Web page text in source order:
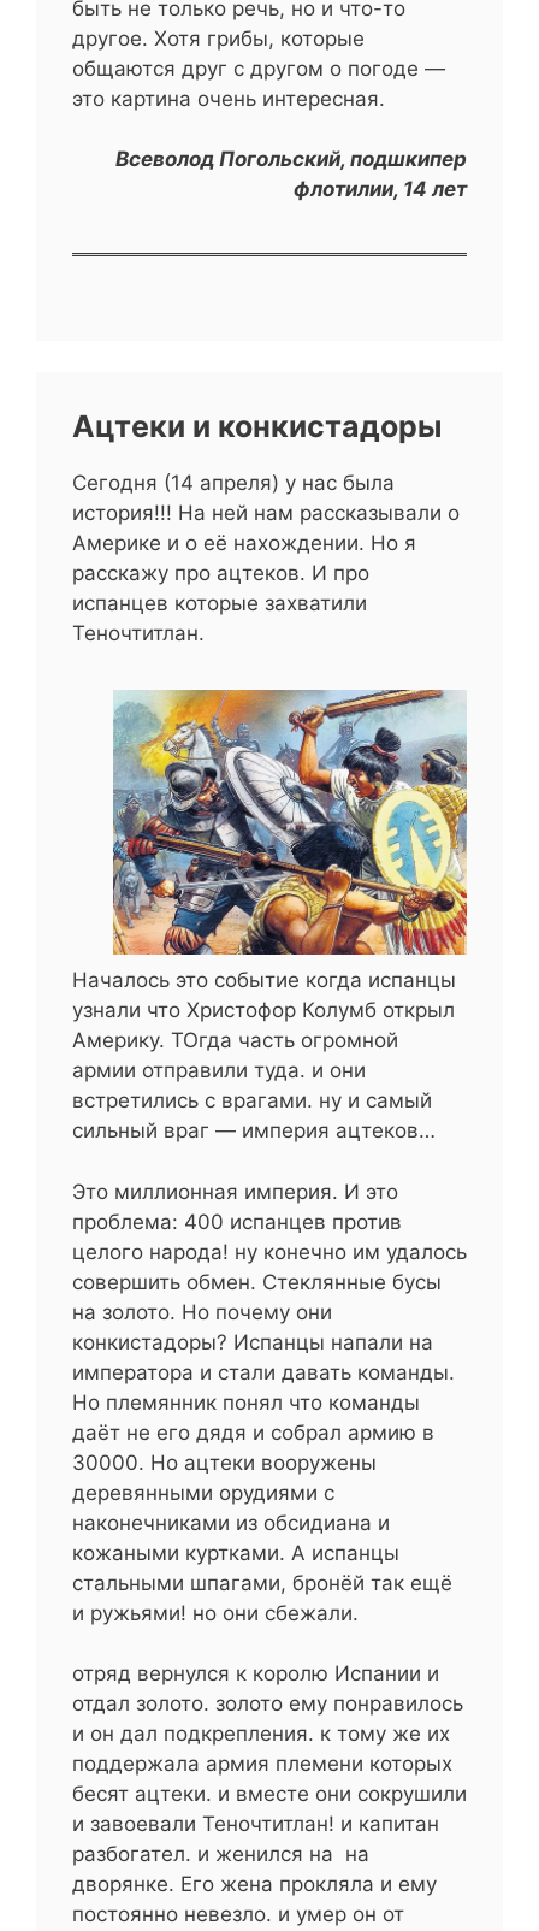
быть не только речь, но и что-то
другое. Хотя грибы, которые
общаются друг с другом о погоде —
это картина очень интересная.
Всеволод Погольский, подшкипер
флотилии, 14 лет
Ацтеки и конкистадоры
Сегодня (14 апреля) у нас была
история!!! На ней нам рассказывали о
Америке и о её нахождении. Но я
расскажу про ацтеков. И про
испанцев которые захватили
Теночтитлан.
Началось это событие когда испанцы
узнали что Христофор Колумб открыл
Америку. ТОгда часть огромной
армии отправили туда. и они
встретились с врагами. ну и самый
сильный враг — империя ацтеков…
Это миллионная империя. И это
проблема: 400 испанцев против
целого народа! ну конечно им удалось
совершить обмен. Стеклянные бусы
на золото. Но почему они
конкистадоры? Испанцы напали на
императора и стали давать команды.
Но племянник понял что команды
даёт не его дядя и собрал армию в
30000. Но ацтеки вооружены
деревянными орудиями с
наконечниками из обсидиана и
кожаными куртками. А испанцы
стальными шпагами, бронёй так ещё
и ружьями! но они сбежали.
отряд вернулся к королю Испании и
отдал золото. золото ему понравилось
и он дал подкрепления. к тому же их
поддержала армия племени которых
бесят ацтеки. и вместе они сокрушили
и завоевали Теночтитлан! и капитан
разбогател. и женился на на
дворянке. Его жена прокляла и ему
постоянно невезло. и умер он от